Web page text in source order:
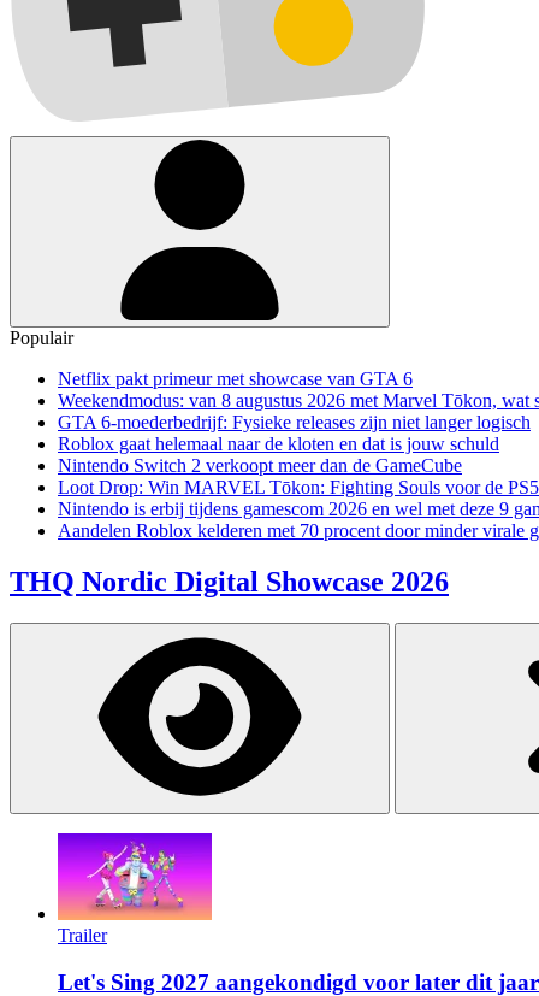
Populair
Netflix pakt primeur met showcase van GTA 6
Weekendmodus: van 8 augustus 2026 met Marvel Tōkon, wat
GTA 6-moederbedrijf: Fysieke releases zijn niet langer logisch
Roblox gaat helemaal naar de kloten en dat is jouw schuld
Nintendo Switch 2 verkoopt meer dan de GameCube
Loot Drop: Win MARVEL Tōkon: Fighting Souls voor de PS5
Nintendo is erbij tijdens gamescom 2026 en wel met deze 9
Aandelen Roblox kelderen met 70 procent door minder virale
THQ Nordic Digital Showcase 2026
Trailer
Let's Sing 2027 aangekondigd voor later dit jaar